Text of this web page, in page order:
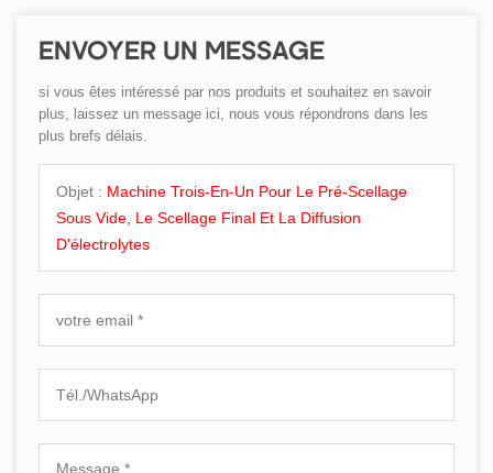
ENVOYER UN MESSAGE
si vous êtes intéressé par nos produits et souhaitez en savoir
plus, laissez un message ici, nous vous répondrons dans les
plus brefs délais.
Objet : Machine Trois-En-Un Pour Le Pré-Scellage
Sous Vide, Le Scellage Final Et La Diffusion
D'électrolytes